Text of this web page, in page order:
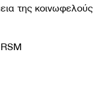
της κοινωφελούς